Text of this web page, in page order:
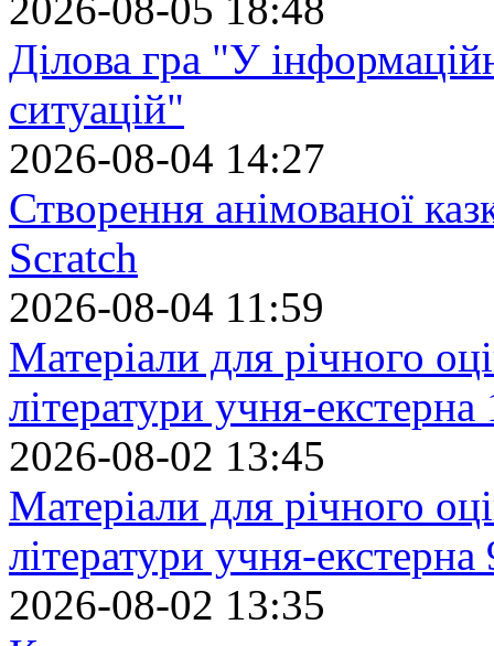
2026-08-05 18:48
Ділова гра "У
ситуацій"
2026-08-04 14:27
Створення анімованої
Scratch
2026-08-04 11:59
Матеріали для річного
літератури учня-екстерна
2026-08-02 13:45
Матеріали для річного
літератури учня-екстерна
2026-08-02 13:35